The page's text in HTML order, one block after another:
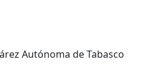
Autónoma de Tabasco